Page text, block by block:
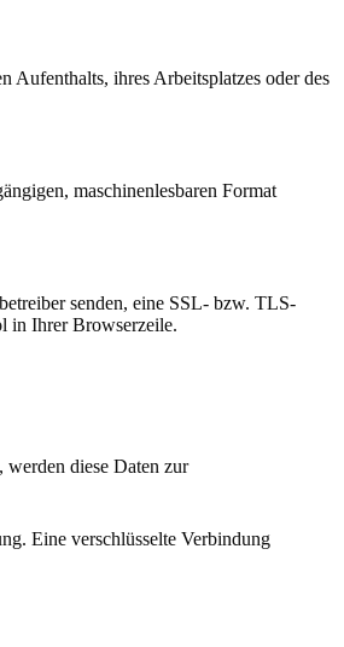
Aufenthalts, ihres Arbeitsplatzes oder des
maschinenlesbaren Format
senden, eine SSL- bzw. TLS-
in Ihrer Browserzeile.
diese Daten zur
Eine verschlüsselte Verbindung